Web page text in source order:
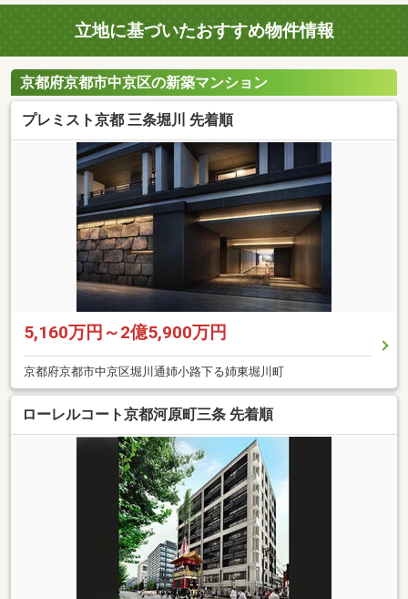
立地に基づいたおすすめ物件情報
京都府京都市中京区の新築マンション
プレミスト京都 三条堀川 先着順
5,160万円～2億5,900万円
京都府京都市中京区堀川通姉小路下る姉東堀川町
ローレルコート京都河原町三条 先着順